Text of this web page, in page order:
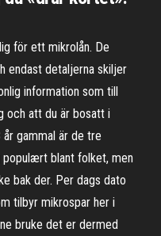
för ett mikrolån. De
endast detaljerna skiljer
information som till
och att du är bosatt i
gammal är de tre
blant folket, men
bak der. Per dags dato
tilbyr mikrospar her i
bruke det er dermed